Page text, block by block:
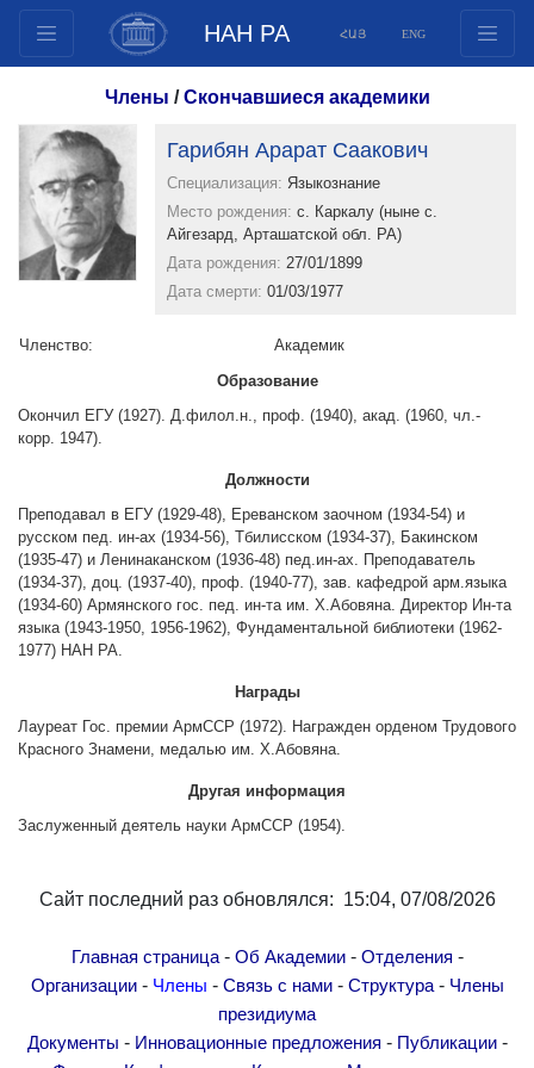
НАН РА ՀԱՅ ENG
Документы
Инновационные предложения
Публикации
Фонды
Фотогалерея
Веб ресурсы
Другие академии
Газета "Гитутюн"
Журнал "В мире науки"
Публикации в прессе
Юбилеи
Университеты
Научные результаты
Трибуна молодого ученого
Объявления
Поиск
Члены /Скончавшиеся академики
Гарибян Арарат Саакович
Специализация: Языкознание
Место рождения: с. Каркалу (ныне с.
Айгезард, Арташатской обл. РА)
Дата рождения: 27/01/1899
Дата смерти: 01/03/1977
Членство:
Aкадемик
Образование
Окончил ЕГУ (1927). Д.филол.н., проф. (1940), акад. (1960, чл.-
корр. 1947).
Должности
Преподавал в ЕГУ (1929-48), Ереванском заочном (1934-54) и
русском пед. ин-ах (1934-56), Тбилисском (1934-37), Бакинском
(1935-47) и Ленинаканском (1936-48) пед.ин-ах. Преподаватель
(1934-37), доц. (1937-40), проф. (1940-77), зав. кафедрой арм.языка
(1934-60) Армянского гос. пед. ин-та им. Х.Абовяна. Директор Ин-та
языка (1943-1950, 1956-1962), Фундаментальной библиотеки (1962-
1977) НАН РА.
Награды
Лауреат Гос. премии АрмССР (1972). Награжден орденом Трудового
Красного Знамени, медалью им. Х.Абовяна.
Другая информация
Заслуженный деятель науки АрмССР (1954).
Сайт последний раз обновлялся: 15:04, 07/08/2026
Главная страница- Об Академии- Отделения -
Организации- Члены - Связь с нами- Структура- Члены
президиума
Документы - Инновационные предложения - Публикации-